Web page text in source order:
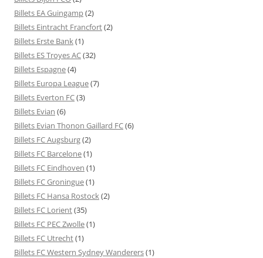
Billets EA Guingamp(2)
Billets Eintracht Francfort(2)
Billets Erste Bank(1)
Billets ES Troyes AC(32)
Billets Espagne(4)
Billets Europa League(7)
Billets Everton FC(3)
Billets Evian (6)
Billets Evian Thonon Gaillard FC(6)
Billets FC Augsburg(2)
Billets FC Barcelone(1)
Billets FC Eindhoven (1)
Billets FC Groningue(1)
Billets FC Hansa Rostock(2)
Billets FC Lorient(35)
Billets FC PEC Zwolle(1)
Billets FC Utrecht(1)
Billets FC Western Sydney Wanderers(1)